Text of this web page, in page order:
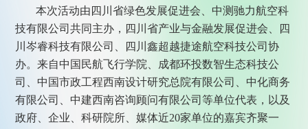
本次活动由四川省绿色发展促进会、中测驰力航空科
技有限公司共同主办，四川省产业与金融发展促进会、四
川岑睿科技有限公司、四川鑫超越捷途航空科技公司协
办。来自中国民航飞行学院、成都环投数智生态科技公
司、中国市政工程西南设计研究总院有限公司、中化商务
有限公司、中建西南咨询顾问有限公司等单位代表，以及
政府、企业、科研院所、媒体近20家单位的嘉宾齐聚一